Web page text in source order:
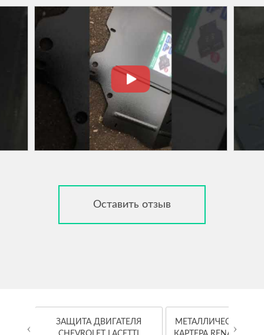
Оставить отзыв
ЗАЩИТА ДВИГАТЕЛЯ
МЕТАЛЛИЧЕСКАЯ
‹ ›